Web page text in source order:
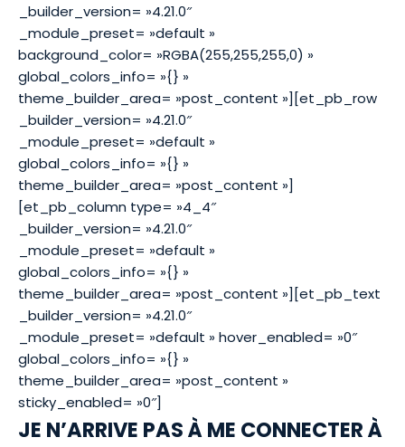
_builder_version= »4.21.0″
_module_preset= »default »
background_color= »RGBA(255,255,255,0) »
global_colors_info= »{} »
theme_builder_area= »post_content »][et_pb_row
_builder_version= »4.21.0″
_module_preset= »default »
global_colors_info= »{} »
theme_builder_area= »post_content »]
[et_pb_column type= »4_4″
_builder_version= »4.21.0″
_module_preset= »default »
global_colors_info= »{} »
theme_builder_area= »post_content »][et_pb_text
_builder_version= »4.21.0″
_module_preset= »default » hover_enabled= »0″
global_colors_info= »{} »
theme_builder_area= »post_content »
sticky_enabled= »0″]
JE N’ARRIVE PAS À ME CONNECTER À